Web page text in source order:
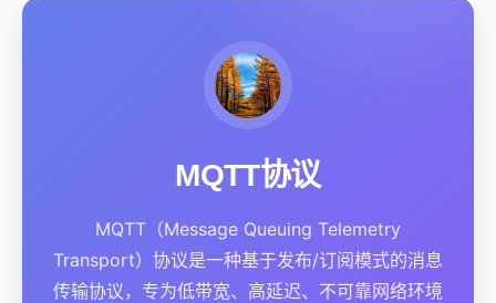
MQTT协议
MQTT（Message Queuing Telemetry
Transport）协议是一种基于发布/订阅模式的消息
传输协议，专为低带宽、高延迟、不可靠网络环境